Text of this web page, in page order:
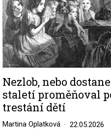
Nezlob, nebo
staletí proměňoval
trestání dětí
Martina Oplatková 22.05.2026